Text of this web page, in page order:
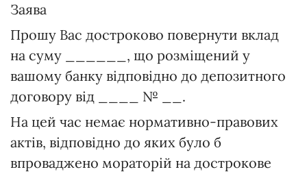
Заява
Прошу Вас достроково повернути вклад
на суму ______, що розміщений у
вашому банку відповідно до депозитного
договору від ____ № __.
На цей час немає нормативно-правових
актів, відповідно до яких було б
впроваджено мораторій на дострокове